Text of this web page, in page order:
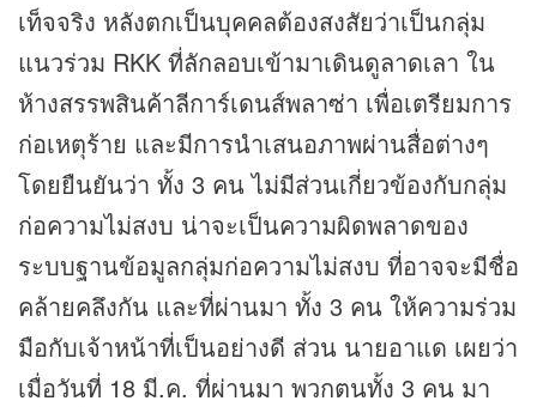
เท็จจริง หลังตกเป็นบุคคลต้องสงสัยว่าเป็นกลุ่ม
แนวร่วม RKK ที่ลักลอบเข้ามาเดินดูลาดเลา ใน
ห้างสรรพสินค้าลีการ์เดนส์พลาซ่า เพื่อเตรียมการ
ก่อเหตุร้าย และมีการนำเสนอภาพผ่านสื่อต่างๆ
โดยยืนยันว่า ทั้ง 3 คน ไม่มีส่วนเกี่ยวข้องกับกลุ่ม
ก่อความไม่สงบ น่าจะเป็นความผิดพลาดของ
ระบบฐานข้อมูลกลุ่มก่อความไม่สงบ ที่อาจจะมีชื่อ
คล้ายคลึงกัน และที่ผ่านมา ทั้ง 3 คน ให้ความร่วม
มือกับเจ้าหน้าที่เป็นอย่างดี ส่วน นายอาแด เผยว่า
เมื่อวันที่ 18 มี.ค. ที่ผ่านมา พวกตนทั้ง 3 คน มา